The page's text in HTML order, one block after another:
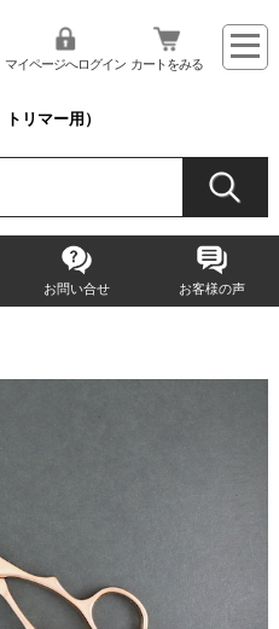
リマー用）
マイページへログイン カートをみる
お問い合せ お客様の声